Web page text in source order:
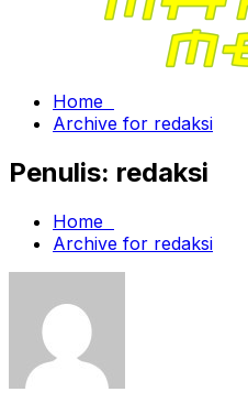
Home
Archive for redaksi
Penulis: redaksi
Home
Archive for redaksi